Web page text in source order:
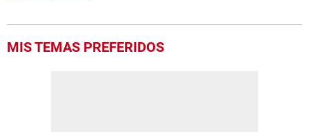
MIS TEMAS PREFERIDOS